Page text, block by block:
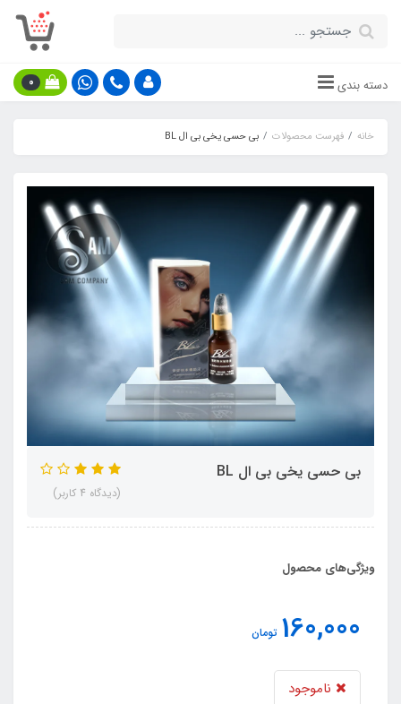
دسته بندی 0
خانه فهرست محصولات بی حسی یخی بی ال BL
بی حسی یخی بی ال BL
(دیدگاه 4 کاربر)
ویژگی‌های محصول
160,000 تومان
ناموجود